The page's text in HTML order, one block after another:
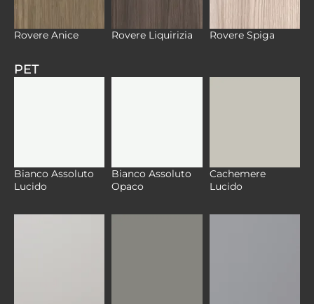
Rovere Anice Rovere Liquirizia Rovere Spiga
PET
Bianco Assoluto
Lucido
Bianco Assoluto
Opaco
Cachemere
Lucido